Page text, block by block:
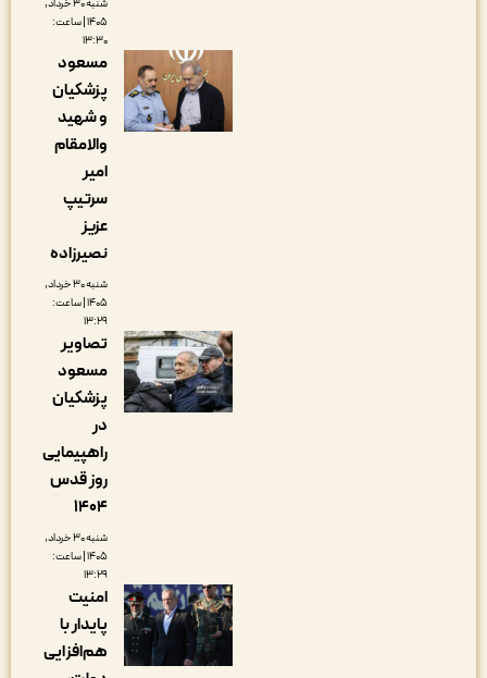
شنبه ۳۰ خرداد,
۱۴۰۵ | ساعت:
مسعود
پزشکیان
و شهید
والامقام
نصیرزاده
شنبه ۳۰ خرداد,
۱۴۰۵ | ساعت:
تصاویر
مسعود
پزشکیان
راهپیمایی
روز قدس
شنبه ۳۰ خرداد,
۱۴۰۵ | ساعت:
امنیت
پایدار با
هم‌افزایی